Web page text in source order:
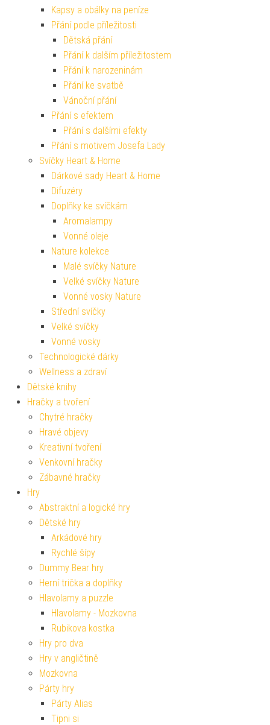
Kapsy a obálky na peníze
Přání podle příležitosti
Dětská přání
Přání k dalším příležitostem
Přání k narozeninám
Přání ke svatbě
Vánoční přání
Přání s efektem
Přání s dalšími efekty
Přání s motivem Josefa Lady
Svíčky Heart & Home
Dárkové sady Heart & Home
Difuzéry
Doplňky ke svíčkám
Aromalampy
Vonné oleje
Nature kolekce
Malé svíčky Nature
Velké svíčky Nature
Vonné vosky Nature
Střední svíčky
Velké svíčky
Vonné vosky
Technologické dárky
Wellness a zdraví
Dětské knihy
Hračky a tvoření
Chytré hračky
Hravé objevy
Kreativní tvoření
Venkovní hračky
Zábavné hračky
Hry
Abstraktní a logické hry
Dětské hry
Arkádové hry
Rychlé šípy
Dummy Bear hry
Herní trička a doplňky
Hlavolamy a puzzle
Hlavolamy - Mozkovna
Rubikova kostka
Hry pro dva
Hry v angličtině
Mozkovna
Párty hry
Párty Alias
Tipni si